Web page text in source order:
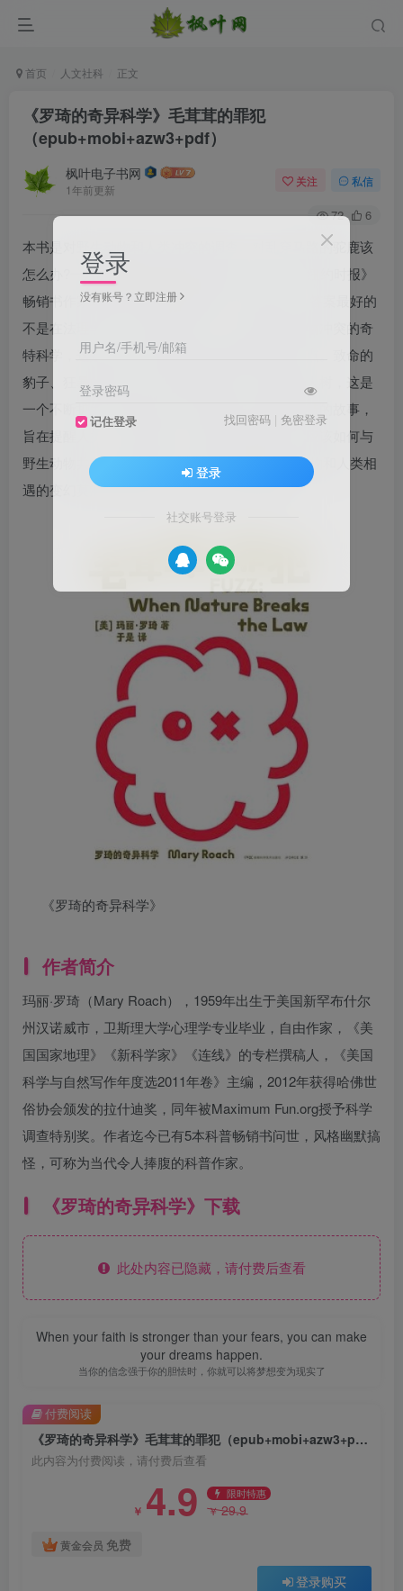
首页 人文社科 正文
《罗琦的奇异科学》毛茸茸的罪犯
（epub+mobi+azw3+pdf）
枫叶电子书网
1年前更新
关注 私信
72 6
本书是对野生动物和人类冲突的调查。对乱穿马路的驼鹿该
怎么办?一只熊被抓到擅闯民宅该怎么办?正如《纽约时报》
畅销书作家玛丽·罗琦所发现的那样，这些天来，答案最好的
不是在法理学中，而是在科学中：人类与野生动物冲突的奇
特科学，这是人类行为与野生动物生物学的交叉点。致命的
豹子、狂暴的大象、被飞机击落的鸟，甚至是杀人树，这是
一个不断扩大的冲突区域，罗琦挖掘了大量的奇特的故事，
旨在提醒人类，在不断扩大人类居住地的同时，应该如何与
野生动物共存。玛丽·罗琦，在这本书里对野生动物和人类相
遇的变幻莫测的世界展开一项不可抗拒的调查。
《罗琦的奇异科学》
作者简介
玛丽·罗琦（Mary Roach），1959年出生于美国新罕布什尔
州汉诺威市，卫斯理大学心理学专业毕业，自由作家，《美
国国家地理》《新科学家》《连线》的专栏撰稿人，《美国
科学与自然写作年度选2011年卷》主编，2012年获得哈佛世
俗协会颁发的拉什迪奖，同年被Maximum Fun.org授予科学
调查特别奖。作者迄今已有5本科普畅销书问世，风格幽默搞
怪，可称为当代令人捧腹的科普作家。
《罗琦的奇异科学》下载
此处内容已隐藏，请付费后查看
When your faith is stronger than your fears, you can make
your dreams happen.
当你的信念强于你的胆怯时，你就可以将梦想变为现实了
《罗琦的奇异科学》毛茸茸的罪犯（epub+mobi+azw3+pdf）
此内容为付费阅读，请付费后查看
￥ 4.9 限时特惠
￥29.9
黄金会员 免费
登录购买
付费阅读
登录
没有账号？立即注册
用户名/手机号/邮箱
登录密码
记住登录 找回密码 | 免密登录
登录
社交账号登录